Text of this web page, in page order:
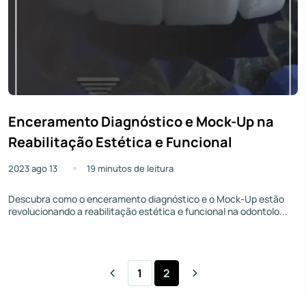
Enceramento Diagnóstico e Mock-Up na
Reabilitação Estética e Funcional
2023 ago 13 19 minutos de leitura
Descubra como o enceramento diagnóstico e o Mock-Up estão
revolucionando a reabilitação estética e funcional na odontolo...
1 2